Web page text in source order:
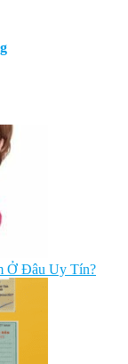
Ở Đâu Uy Tín?